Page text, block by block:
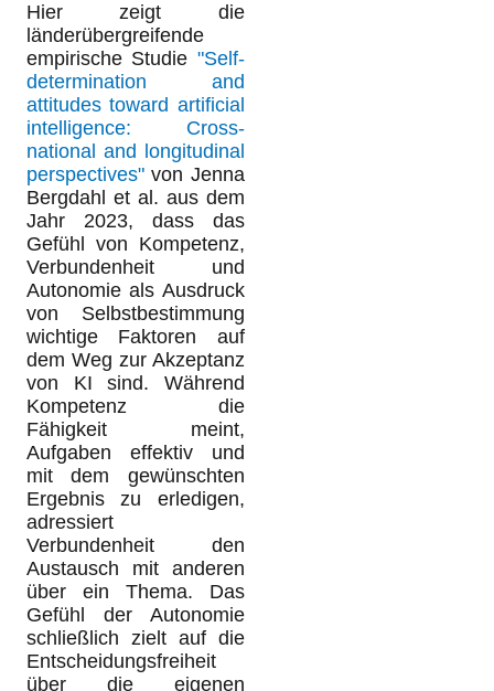
Hier zeigt die
länderübergreifende
empirische Studie "Self-
determination and
attitudes toward artificial
intelligence: Cross-
national and longitudinal
perspectives" von Jenna
Bergdahl et al. aus dem
Jahr 2023, dass das
Gefühl von Kompetenz,
Verbundenheit und
Autonomie als Ausdruck
von Selbstbestimmung
wichtige Faktoren auf
dem Weg zur Akzeptanz
von KI sind. Während
Kompetenz die
Fähigkeit meint,
Aufgaben effektiv und
mit dem gewünschten
Ergebnis zu erledigen,
adressiert
Verbundenheit den
Austausch mit anderen
über ein Thema. Das
Gefühl der Autonomie
schließlich zielt auf die
Entscheidungsfreiheit
über die eigenen